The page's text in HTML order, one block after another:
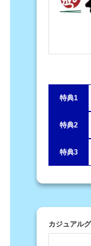
特典1
特典2
特典3
カジュアル